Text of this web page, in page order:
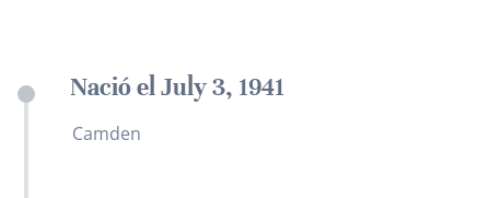
Nació el July 3, 1941
Camden